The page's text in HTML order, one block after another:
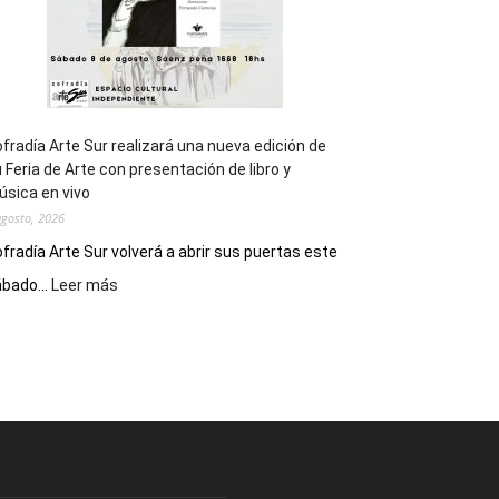
Arte Sur realizará una nueva edición de
Feria de Arte con presentación de libro y
en vivo
2026
Arte Sur volverá a abrir sus puertas este
Leer más
nueva